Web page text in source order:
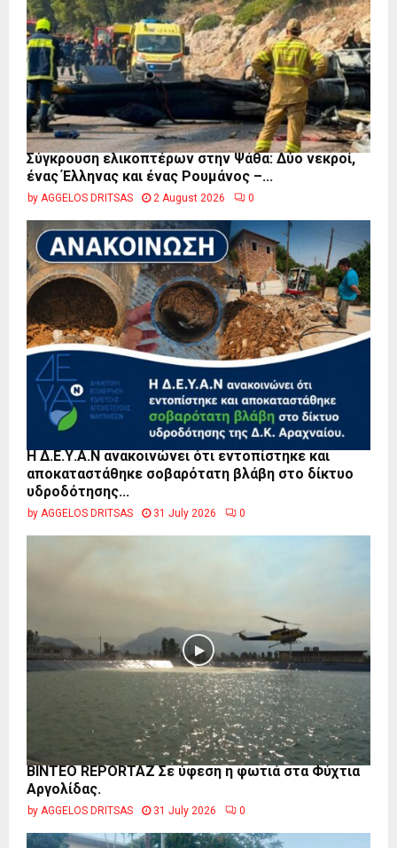
Σύγκρουση ελικοπτέρων στην Ψάθα: Δύο νεκροί,
ένας Έλληνας και ένας Ρουμάνος –...
by AGGELOS DRITSAS 2 August 2026 0
Η Δ.Ε.Υ.Α.Ν ανακοινώνει ότι εντοπίστηκε και
αποκαταστάθηκε σοβαρότατη βλάβη στο δίκτυο
υδροδότησης...
by AGGELOS DRITSAS 31 July 2026 0
BINTEO REPORTAZ Σε ύφεση η φωτιά στα Φύχτια
Αργολίδας.
by AGGELOS DRITSAS 31 July 2026 0